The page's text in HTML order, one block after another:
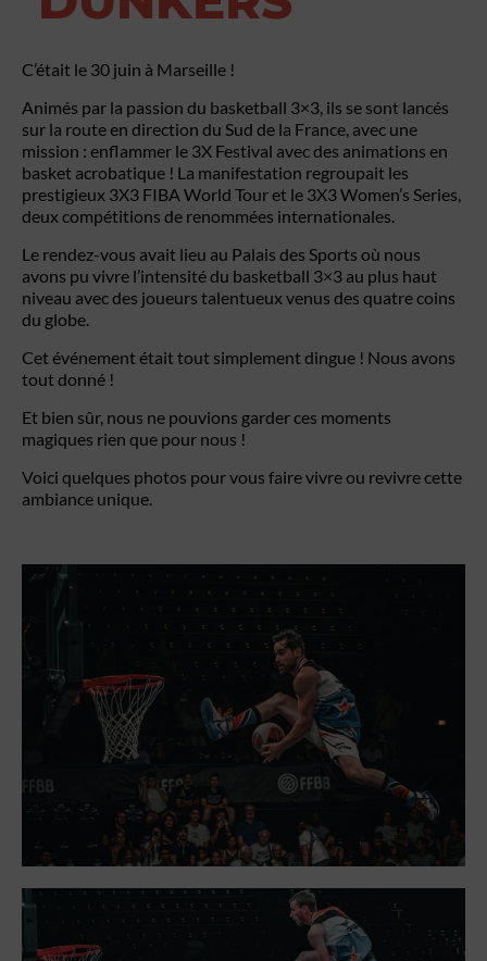
C’était le 30 juin à Marseille !
Animés par la passion du basketball 3×3, ils se sont lancés
sur la route en direction du Sud de la France, avec une
mission : enflammer le 3X Festival avec des animations en
basket acrobatique ! La manifestation regroupait les
prestigieux 3X3 FIBA World Tour et le 3X3 Women’s Series,
deux compétitions de renommées internationales.
Le rendez-vous avait lieu au Palais des Sports où nous
avons pu vivre l’intensité du basketball 3×3 au plus haut
niveau avec des joueurs talentueux venus des quatre coins
du globe.
Cet événement était tout simplement dingue ! Nous avons
tout donné !
Et bien sûr, nous ne pouvions garder ces moments
magiques rien que pour nous !
Voici quelques photos pour vous faire vivre ou revivre cette
ambiance unique.